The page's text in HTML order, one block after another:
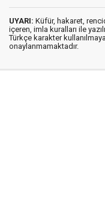
UYARI: Küfür, hakaret,
içeren, imla kuralları ile
Türkçe karakter
onaylanmamaktadır.